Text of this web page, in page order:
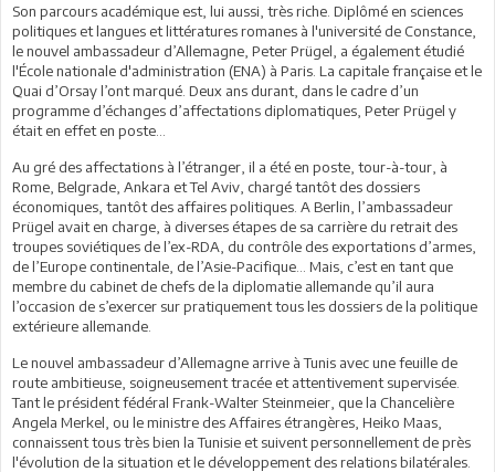
Son parcours académique est, lui aussi, très riche. Diplômé en sciences
politiques et langues et littératures romanes à l'université de Constance,
le nouvel ambassadeur d’Allemagne, Peter Prügel, a également étudié
l'École nationale d'administration (ENA) à Paris. La capitale française et le
Quai d’Orsay l’ont marqué. Deux ans durant, dans le cadre d’un
programme d’échanges d’affectations diplomatiques, Peter Prügel y
était en effet en poste…
Au gré des affectations à l’étranger, il a été en poste, tour-à-tour, à
Rome, Belgrade, Ankara et Tel Aviv, chargé tantôt des dossiers
économiques, tantôt des affaires politiques. A Berlin, l’ambassadeur
Prügel avait en charge, à diverses étapes de sa carrière du retrait des
troupes soviétiques de l’ex-RDA, du contrôle des exportations d’armes,
de l’Europe continentale, de l’Asie-Pacifique… Mais, c’est en tant que
membre du cabinet de chefs de la diplomatie allemande qu’il aura
l’occasion de s’exercer sur pratiquement tous les dossiers de la politique
extérieure allemande.
Le nouvel ambassadeur d’Allemagne arrive à Tunis avec une feuille de
route ambitieuse, soigneusement tracée et attentivement supervisée.
Tant le président fédéral Frank-Walter Steinmeier, que la Chancelière
Angela Merkel, ou le ministre des Affaires étrangères, Heiko Maas,
connaissent tous très bien la Tunisie et suivent personnellement de près
l'évolution de la situation et le développement des relations bilatérales.